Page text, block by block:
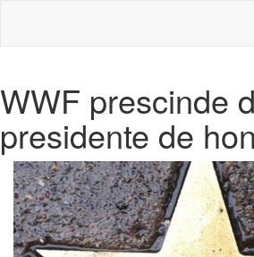
WWF prescinde
presidente de